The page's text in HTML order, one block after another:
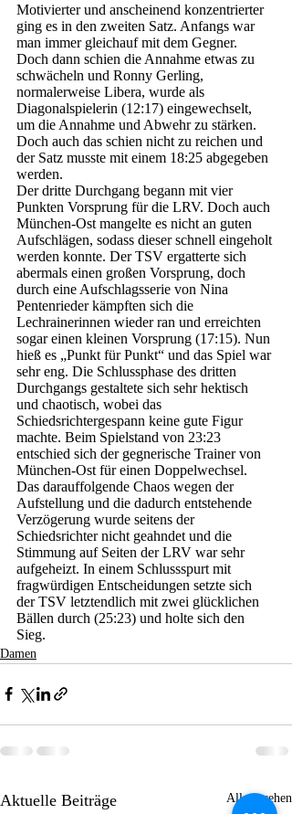
Motivierter und anscheinend konzentrierter
ging es in den zweiten Satz. Anfangs war
man immer gleichauf mit dem Gegner.
Doch dann schien die Annahme etwas zu
schwächeln und Ronny Gerling,
normalerweise Libera, wurde als
Diagonalspielerin (12:17) eingewechselt,
um die Annahme und Abwehr zu stärken.
Doch auch das schien nicht zu reichen und
der Satz musste mit einem 18:25 abgegeben
werden.
Der dritte Durchgang begann mit vier
Punkten Vorsprung für die LRV. Doch auch
München-Ost mangelte es nicht an guten
Aufschlägen, sodass dieser schnell eingeholt
werden konnte. Der TSV ergatterte sich
abermals einen großen Vorsprung, doch
durch eine Aufschlagsserie von Nina
Pentenrieder kämpften sich die
Lechrainerinnen wieder ran und erreichten
sogar einen kleinen Vorsprung (17:15). Nun
hieß es „Punkt für Punkt“ und das Spiel war
sehr eng. Die Schlussphase des dritten
Durchgangs gestaltete sich sehr hektisch
und chaotisch, wobei das
Schiedsrichtergespann keine gute Figur
machte. Beim Spielstand von 23:23
entschied sich der gegnerische Trainer von
München-Ost für einen Doppelwechsel.
Das darauffolgende Chaos wegen der
Aufstellung und die dadurch entstehende
Verzögerung wurde seitens der
Schiedsrichter nicht geahndet und die
Stimmung auf Seiten der LRV war sehr
aufgeheizt. In einem Schlussspurt mit
fragwürdigen Entscheidungen setzte sich
der TSV letztendlich mit zwei glücklichen
Bällen durch (25:23) und holte sich den
Sieg.
Damen
Aktuelle Beiträge Alle ansehen